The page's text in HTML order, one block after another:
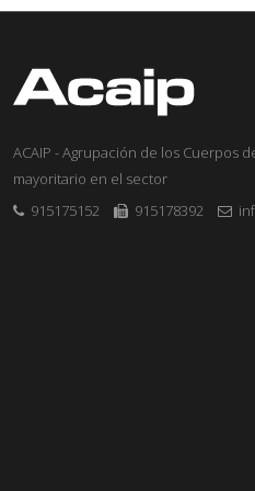
ACAIP - Agrupación de los Cuerpos
mayoritario en el sector
915175152
915178392